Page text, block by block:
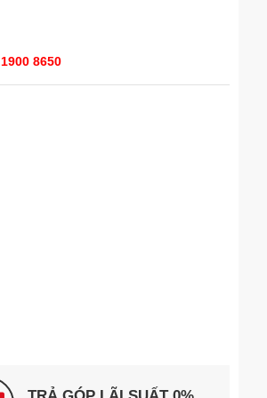
1900 8650